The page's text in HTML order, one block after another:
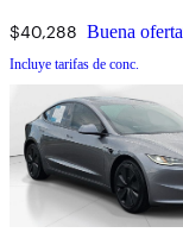
$40,288 Buena oferta
Incluye tarifas de conc.